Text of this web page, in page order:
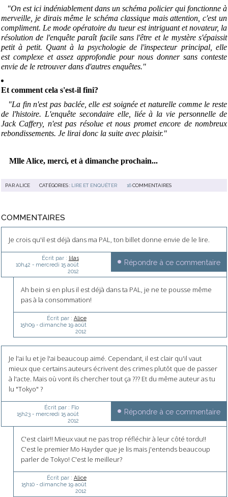
"On est ici indéniablement dans un schéma policier qui fonctionne à
merveille, je dirais même le schéma classique mais attention, c'est un
compliment. Le mode opératoire du tueur est intriguant et novateur, la
résolution de l'enquête paraît facile sans l'être et le mystère s'épaissit
petit à petit. Quant à la psychologie de l'inspecteur principal, elle
est complexe et assez approfondie pour nous donner sans conteste
envie de le retrouver dans d'autres enquêtes."
Et comment cela s'est-il fini?
"La fin n'est pas baclée, elle est soignée et naturelle comme le reste
de l'histoire. L'enquête secondaire elle, liée à la vie personnelle de
Jack Caffery, n'est pas résolue et nous promet encore de nombreux
rebondissements. Je lirai donc la suite avec plaisir."
Mlle Alice, merci, et à dimanche prochain...
PARALICE CATÉGORIES : LIRE ET ENQUÊTER 16 COMMENTAIRES
COMMENTAIRES
Je crois qu'il est déjà dans ma PAL, ton billet donne envie de le lire.
Écrit par : lilas
10h42 - mercredi 15 août
2012
Répondre à ce commentaire
Ah bein si en plus il est déjà dans ta PAL, je ne te pousse même
pas à la consommation!
Écrit par : Alice
15h09- dimanche 19 août
2012
Je l'ai lu et je l'ai beaucoup aimé. Cependant, il est clair qu'il vaut
mieux que certains auteurs écrivent des crimes plutôt que de passer
à l'acte. Mais où vont ils chercher tout ça ??? Et du même auteur as tu
lu "Tokyo" ?
Écrit par : Flo
15h23- mercredi 15 août
2012
Répondre à ce commentaire
C'est clair!! Mieux vaut ne pas trop réfléchir à leur côté tordu!!
C'est le premier Mo Hayder que je lis mais j'entends beaucoup
parler de Tokyo! C'est le meilleur?
Écrit par : Alice
15h10- dimanche 19 août
2012